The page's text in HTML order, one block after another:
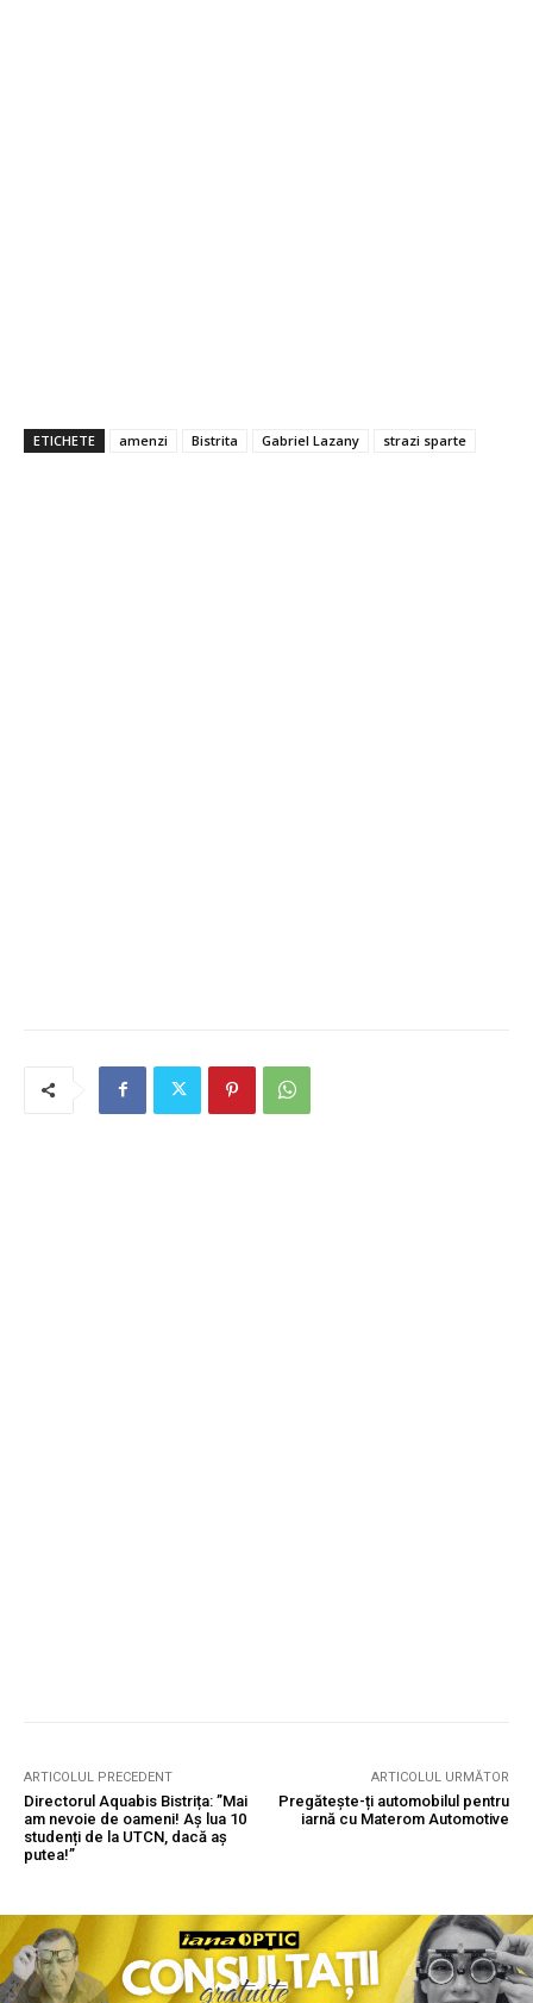
ETICHETE amenzi Bistrita Gabriel Lazany strazi sparte
ARTICOLUL PRECEDENT
Directorul Aquabis Bistrița: ”Mai
am nevoie de oameni! Aș lua 10
studenți de la UTCN, dacă aș
putea!”
ARTICOLUL URMĂTOR
Pregătește-ți automobilul pentru
iarnă cu Materom Automotive